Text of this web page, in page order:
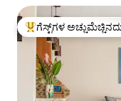
ಗೆಸ್ಟ್‌ಗಳಿಗೆ ಅತಿ ಹೆಚ್ಚು
ಗೆಸ್ಟ್‌ಗಳ